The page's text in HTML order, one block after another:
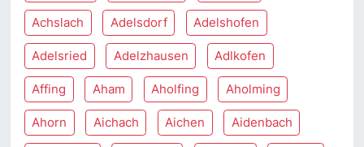
Achslach Adelsdorf Adelshofen
Adelsried Adelzhausen Adlkofen
Affing Aham Aholfing Aholming
Ahorn Aichach Aichen Aidenbach